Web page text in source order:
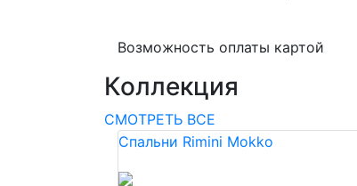
Возможность оплаты картой
Коллекция
СМОТРЕТЬ ВСЕ
Спальни Rimini Mokko